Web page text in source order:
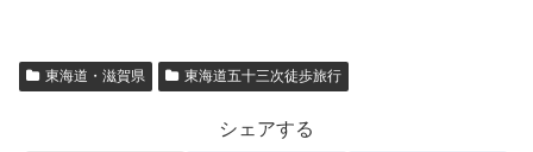
東海道・滋賀県 東海道五十三次徒歩旅行
シェアする